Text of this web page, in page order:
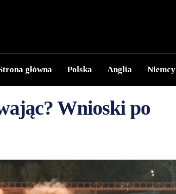
główna Polska Anglia Niemcy
Wnioski po